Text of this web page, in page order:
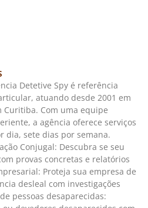
Detetive Spy é referência
atuando desde 2001 em
Curitiba. Com uma equipe
a agência oferece serviços
dia, sete dias por semana.
Conjugal: Descubra se seu
provas concretas e relatórios
Proteja sua empresa de
desleal com investigações
pessoas desaparecidas: